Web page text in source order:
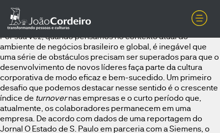
Os desafios para a formação de novos líderesA formação de
lideranças é um passo fundamental para o sucesso de uma
empresa e para a preservação do seu legado no mercado.
Por sua vez, quando pensamos no contexto atual do
ambiente de negócios brasileiro e global, é inegável que
uma série de obstáculos precisam ser superados para que o
desenvolvimento de novos líderes faça parte da cultura
corporativa de modo eficaz e bem-sucedido. Um primeiro
desafio que podemos destacar nesse sentido é o crescente
índice de turnovernas empresas e o curto período que,
atualmente, os colaboradores permanecem em uma
empresa. De acordo com dados de uma reportagem do
Jornal O Estado de S. Paulo em parceria com a Siemens, o